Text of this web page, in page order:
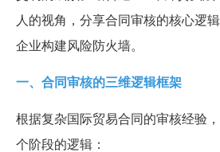
人的视角，分享合同审核的核心逻
企业构建风险防火墙。
一、合同审核的三维逻辑框架
根据复杂国际贸易合同的审核经验
个阶段的逻辑：